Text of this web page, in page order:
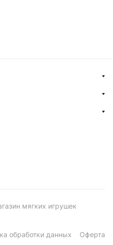
мягких игрушек
обработки данных Оферта